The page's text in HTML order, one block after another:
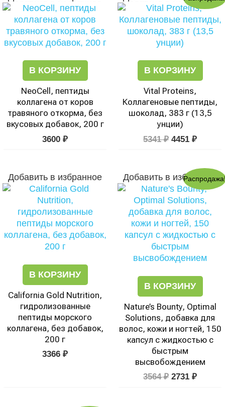
В КОРЗИНУ
NeoCell, пептиды
коллагена от коров
травяного откорма, без
вкусовых добавок, 200 г
3600 ₽
В КОРЗИНУ
Vital Proteins,
Коллагеновые пептиды,
шоколад, 383 г (13,5
унции)
5341₽
цена
составляла
5341 ₽.
4451 ₽
цена:
4451 ₽.
Добавить в избранное
В КОРЗИНУ
California Gold Nutrition,
гидролизованные
пептиды морского
коллагена, без добавок,
200 г
3366 ₽
Добавить в избранное
В КОРЗИНУ
Nature’s Bounty, Optimal
Solutions, добавка для
волос, кожи и ногтей, 150
капсул с жидкостью с
быстрым
высвобождением
3564₽
цена
составляла
3564 ₽.
2731 ₽
цена:
2731 ₽.